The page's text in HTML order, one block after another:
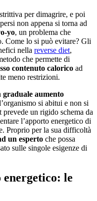
per dimagrire, e poi
non appena si torna ad
yo, un problema che
Come lo si può evitare? Gli
nella reverse diet,
che permette di
contenuto calorico ad
meno restrizioni.
graduale aumento
si abitui e non si
un rigido schema da
l’apporto energetico di
Proprio per la sua difficoltà
un esperto che possa
sulle singole esigenze di
energetico: le